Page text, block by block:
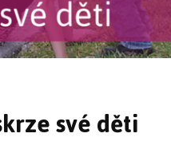
své děti